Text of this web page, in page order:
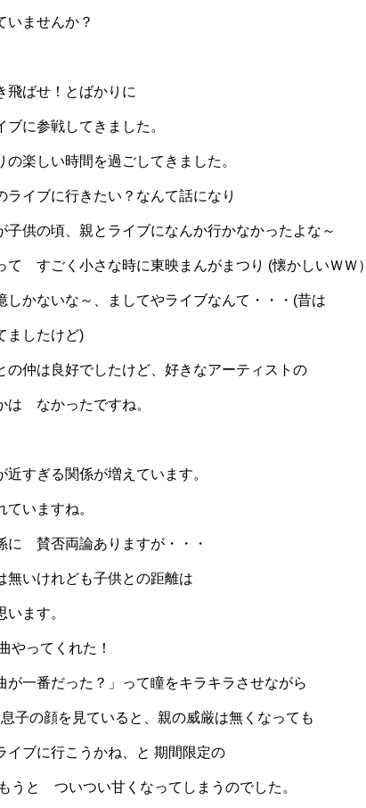
ませんか？
飛ばせ！とばかりに
に参戦してきました。
楽しい時間を過ごしてきました。
イブに行きたい？なんて話になり
供の頃、親とライブになんか行かなかったよな～
て すごく小さな時に東映まんがまつり (懐かしいＷＷ）
しかないな～、ましてやライブなんて・・・(昔は
ましたけど)
の仲は良好でしたけど、好きなアーティストの
なかったですね。
すぎる関係が増えています。
いますね。
賛否両論ありますが・・・
無いけれども子供との距離は
ます。
やってくれた！
一番だった？」って瞳をキラキラさせながら
子の顔を見ていると、親の威厳は無くなっても
イブに行こうかね、と 期間限定の
うと ついつい甘くなってしまうのでした。